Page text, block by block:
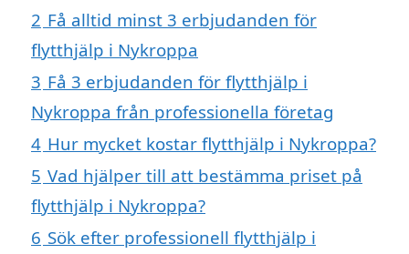
2 Få alltid minst 3 erbjudanden för
flytthjälp i Nykroppa
3 Få 3 erbjudanden för flytthjälp i
Nykroppa från professionella företag
4 Hur mycket kostar flytthjälp i Nykroppa?
5 Vad hjälper till att bestämma priset på
flytthjälp i Nykroppa?
6 Sök efter professionell flytthjälp i